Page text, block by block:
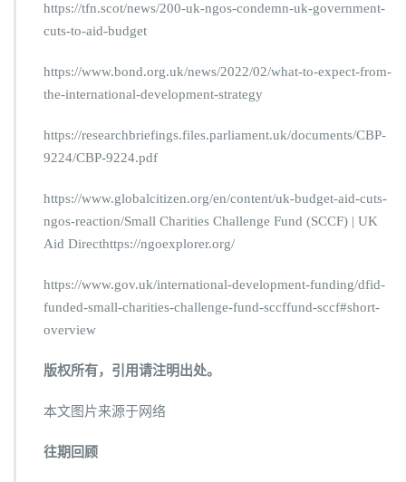
https://tfn.scot/news/200-uk-ngos-condemn-uk-government-
cuts-to-aid-budget
https://www.bond.org.uk/news/2022/02/what-to-expect-from-
the-international-development-strategy
https://researchbriefings.files.parliament.uk/documents/CBP-
9224/CBP-9224.pdf
https://www.globalcitizen.org/en/content/uk-budget-aid-cuts-
ngos-reaction/Small Charities Challenge Fund (SCCF) | UK
Aid Directhttps://ngoexplorer.org/
https://www.gov.uk/international-development-funding/dfid-
funded-small-charities-challenge-fund-sccffund-sccf#short-
overview
版权所有，引用请注明出处。
本文图片来源于网络
往期回顾